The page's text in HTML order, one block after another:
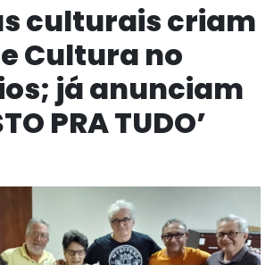
culturais criam
Cultura no
já anunciam
PRA TUDO’